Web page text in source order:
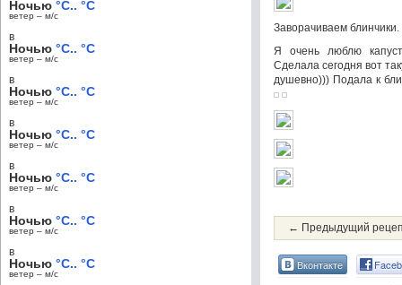
Заворачиваем блинчики.
Я очень люблю
Сделала сегодня вот
душевно))) Подала к
← Предыдущий
Вконтакте
Ночью °C.. °C
ветер – м/c
в
Ночью °C.. °C
ветер – м/c
в
Ночью °C.. °C
ветер – м/c
в
Ночью °C.. °C
ветер – м/c
в
Ночью °C.. °C
ветер – м/c
в
Ночью °C.. °C
ветер – м/c
в
Ночью °C.. °C
ветер – м/c